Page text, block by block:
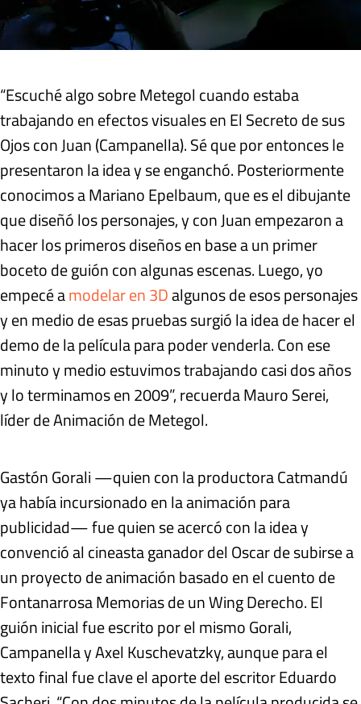
“Escuché algo sobre Metegol cuando estaba
trabajando en efectos visuales en El Secreto de sus
Ojos con Juan (Campanella). Sé que por entonces le
presentaron la idea y se enganchó. Posteriormente
conocimos a Mariano Epelbaum, que es el dibujante
que diseñó los personajes, y con Juan empezaron a
hacer los primeros diseños en base a un primer
boceto de guión con algunas escenas. Luego, yo
empecé amodelar en 3Dalgunos de esos personajes
y en medio de esas pruebas surgió la idea de hacer el
demo de la película para poder venderla. Con ese
minuto y medio estuvimos trabajando casi dos años
y lo terminamos en 2009”, recuerda Mauro Serei,
líder de Animación de Metegol.
Gastón Gorali —quien con la productora Catmandú
ya había incursionado en la animación para
publicidad— fue quien se acercó con la idea y
convenció al cineasta ganador del Oscar de subirse a
un proyecto de animación basado en el cuento de
Fontanarrosa Memorias de un Wing Derecho. El
guión inicial fue escrito por el mismo Gorali,
Campanella y Axel Kuschevatzky, aunque para el
texto final fue clave el aporte del escritor Eduardo